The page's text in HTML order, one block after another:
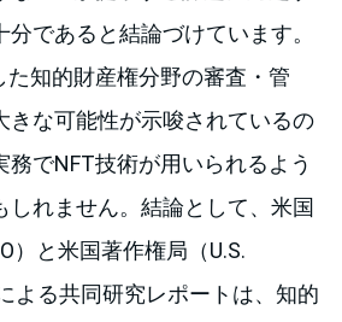
であると結論づけています。
た知的財産権分野の審査・管
きな可能性が示唆されているの
務でNFT技術が用いられるよう
しれません。結論として、米国
）と米国著作権局（U.S.
よる共同研究レポートは、知的